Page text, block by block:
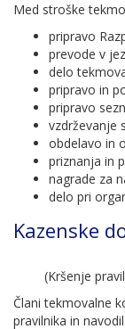
Med stroške
pripravo
prevode v
delo
pripravo in
pripravo
vzdrževanje
obdelavo in
priznanja in
nagrade za
delo pri
Kazenske
(Kršenje
Člani tekmovalne
pravilnika in